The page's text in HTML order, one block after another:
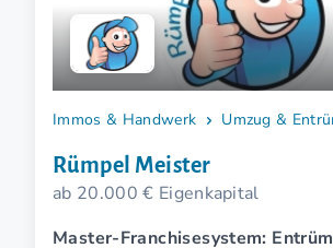
Immos & Handwerk Umzug &
Rümpel Meister
ab 20.000 € Eigenkapital
Master-Franchisesystem: